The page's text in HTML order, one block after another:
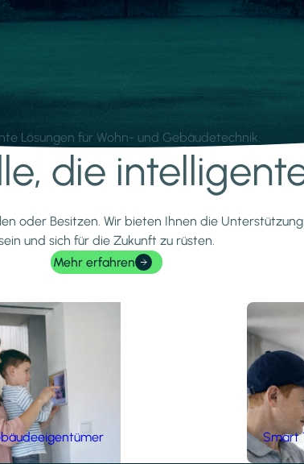
Lösungen für Wohn- und Gebäudetechnik.
die
oder Besitzen. Wir bieten Ihnen die
und sich für die Zukunft zu rüsten.
Mehr erfahren
Smart